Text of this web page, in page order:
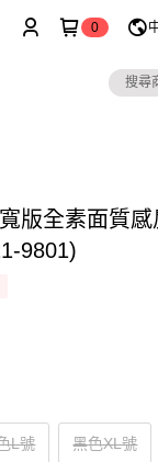
0
寬版全素面質
9801)
L號 黑色XL號